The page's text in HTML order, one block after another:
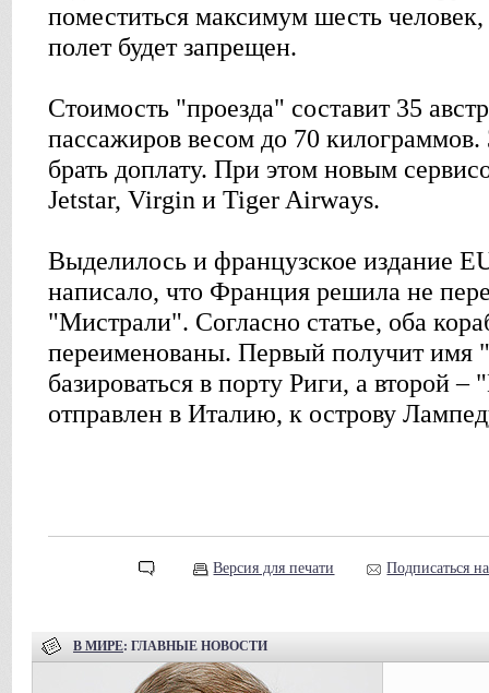
поместиться максимум шесть
полет будет запрещен.
Стоимость "проезда" составит 35
пассажиров весом до 70 килограммов.
брать доплату. При этом новым
Jetstar, Virgin и Tiger Airways.
Выделилось и французское издание
написало, что Франция решила не
"Мистрали". Согласно статье, оба
переименованы. Первый получит имя
базироваться в порту Риги, а второй
отправлен в Италию, к острову
Версия для печати Подписаться
В МИРЕ: ГЛАВНЫЕ НОВОСТИ